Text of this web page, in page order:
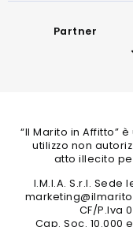
Partner
“Il Marito in Affitto”
utilizzo non
atto illecito
I.M.I.A. S.r.l. Sede
CF/P.Iva
Cap. Soc. 10.000